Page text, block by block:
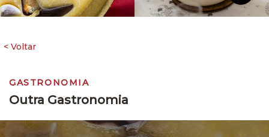
GASTRONOMIA
Outra Gastronomia